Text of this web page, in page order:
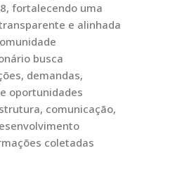
fortalecendo uma
e alinhada
busca
demandas,
oportunidades
comunicação,
coletadas